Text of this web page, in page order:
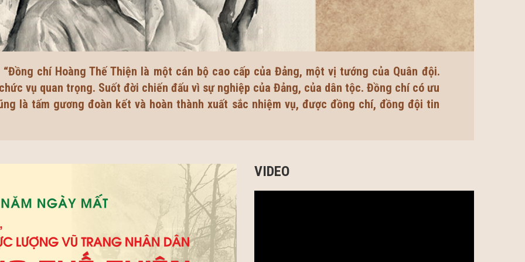
chí Hoàng Thế Thiện là một cán bộ cao cấp của Đảng, một vị tướng của Quân đội.
vụ quan trọng. Suốt đời chiến đấu vì sự nghiệp của Đảng, của dân tộc. Đồng chí có ưu
là tấm gương đoàn kết và hoàn thành xuất sắc nhiệm vụ, được đồng chí, đồng đội tin
VIDEO